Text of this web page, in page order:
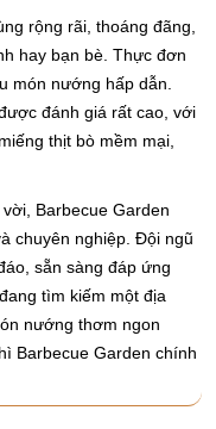
rộng rãi, thoáng đãng,
hay bạn bè. Thực đơn
món nướng hấp dẫn.
đánh giá rất cao, với
thịt bò mềm mại,
Barbecue Garden
chuyên nghiệp. Đội ngũ
sẵn sàng đáp ứng
tìm kiếm một địa
nướng thơm ngon
Barbecue Garden chính